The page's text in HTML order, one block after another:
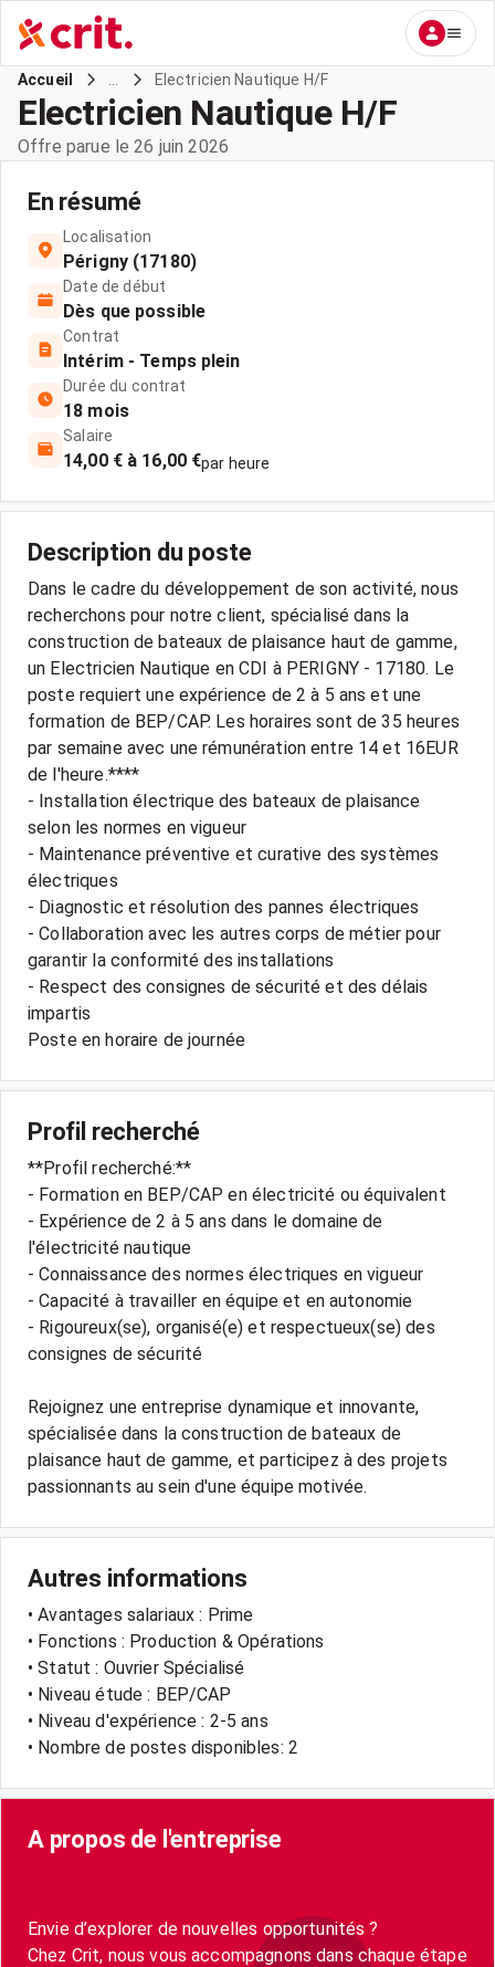
Accueil Electricien Nautique H/F
Electricien Nautique H/F
Offre parue le 26 juin 2026
En résumé
Localisation
Périgny (17180)
Date de début
Dès que possible
Contrat
Intérim - Temps plein
Durée du contrat
18 mois
Salaire
14,00 € à 16,00 €par heure
Description du poste
Dans le cadre du développement de son activité, nous
recherchons pour notre client, spécialisé dans la
construction de bateaux de plaisance haut de gamme,
un Electricien Nautique en CDI à PERIGNY - 17180. Le
poste requiert une expérience de 2 à 5 ans et une
formation de BEP/CAP. Les horaires sont de 35 heures
par semaine avec une rémunération entre 14 et 16EUR
de l'heure.****
- Installation électrique des bateaux de plaisance
selon les normes en vigueur
- Maintenance préventive et curative des systèmes
électriques
- Diagnostic et résolution des pannes électriques
- Collaboration avec les autres corps de métier pour
garantir la conformité des installations
- Respect des consignes de sécurité et des délais
impartis
Profil recherché
**Profil recherché:**
- Formation en BEP/CAP en électricité ou équivalent
- Expérience de 2 à 5 ans dans le domaine de
l'électricité nautique
- Connaissance des normes électriques en vigueur
- Capacité à travailler en équipe et en autonomie
- Rigoureux(se), organisé(e) et respectueux(se) des
consignes de sécurité
Rejoignez une entreprise dynamique et innovante,
spécialisée dans la construction de bateaux de
plaisance haut de gamme, et participez à des projets
Autres informations
• Avantages salariaux : Prime
• Fonctions : Production & Opérations
• Statut : Ouvrier Spécialisé
• Niveau étude : BEP/CAP
• Niveau d'expérience : 2-5 ans
• Nombre de postes disponibles: 2
A propos de l'entreprise
Envie d’explorer de nouvelles opportunités ?
Chez Crit, nous vous accompagnons dans chaque étape